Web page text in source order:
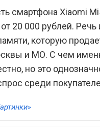
смартфона Xiaomi
20 000 рублей. Речь
которую
и МО. С чем
но это
среди